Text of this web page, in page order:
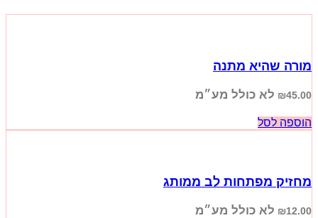
מורה שהיא מתנה
₪45.00 לא כולל מע״מ
הוספה לסל
מחזיק מפתחות לב ממותג
₪12.00 לא כולל מע״מ